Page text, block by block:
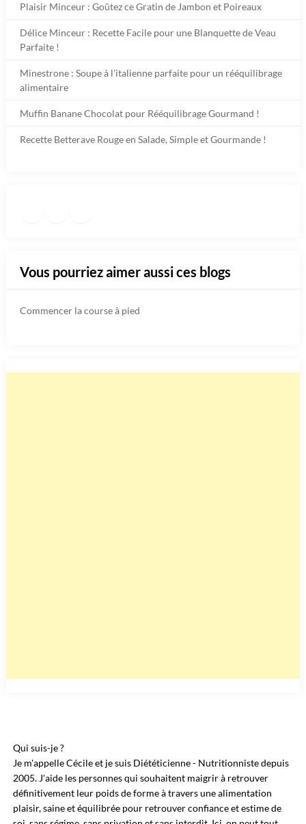
Plaisir Minceur : Goûtez ce Gratin de Jambon et Poireaux
Délice Minceur : Recette Facile pour une Blanquette de Veau
Parfaite !
Minestrone : Soupe à l’italienne parfaite pour un rééquilibrage
alimentaire
Muffin Banane Chocolat pour Rééquilibrage Gourmand !
Recette Betterave Rouge en Salade, Simple et Gourmande !
Vous pourriez aimer aussi ces blogs
Commencer la course à pied
Qui suis-je ?
Je m'appelle Cécile et je suis Diététicienne - Nutritionniste depuis
2005. J'aide les personnes qui souhaitent maigrir à retrouver
définitivement leur poids de forme à travers une alimentation
plaisir, saine et équilibrée pour retrouver confiance et estime de